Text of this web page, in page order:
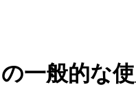
一般的な